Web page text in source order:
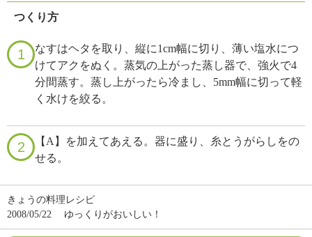
つくり方
1
なすはヘタを取り、縦に1cm幅に切り、薄い塩水につ
けてアクをぬく。蒸気の上がった蒸し器で、強火で4
分間蒸す。蒸し上がったら冷まし、5mm幅に切って軽
く水けを絞る。
2
【A】を加えてあえる。器に盛り、糸とうがらしをの
せる。
きょうの料理レシピ
2008/05/22
ゆっくりがおいしい！